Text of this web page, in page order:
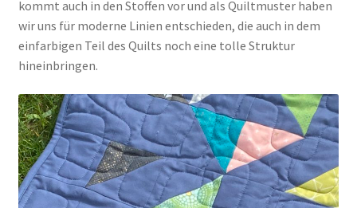
kommt auch in den Stoffen vor und als Quiltmuster haben
wir uns für moderne Linien entschieden, die auch in dem
einfarbigen Teil des Quilts noch eine tolle Struktur
hineinbringen.